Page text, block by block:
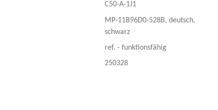
C50-A-1J1
MP-11B96D0-528B, deutsch,
schwarz
ref. - funktionsfähig
250328